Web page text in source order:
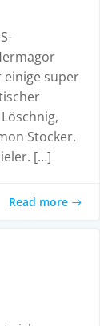
einige super
Stocker.
[…]
Read more